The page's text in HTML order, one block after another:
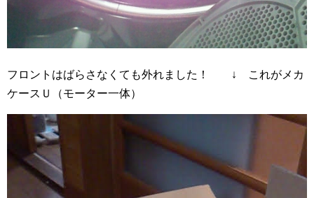
フロントはばらさなくても外れました！ ↓ これがメカ
ケースＵ（モーター一体）